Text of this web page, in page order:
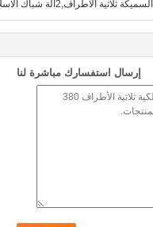
إرسال استفسارك مباشرة لنا